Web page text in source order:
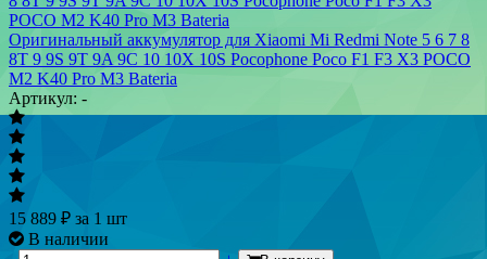
Оригинальный аккумулятор для Xiaomi Mi Redmi Note 5 6 7 8
8T 9 9S 9T 9A 9C 10 10X 10S Pocophone Poco F1 F3 X3 POCO
M2 K40 Pro M3 Bateria
Артикул: -
15 889 ₽ за 1 шт
В наличии